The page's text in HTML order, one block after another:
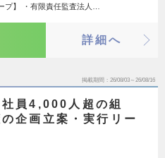
プ】 ・有限責任監査法人…
詳細へ
掲載期間 26/08/03～26/08/16
員4,000人超の組
企画立案・実行リー